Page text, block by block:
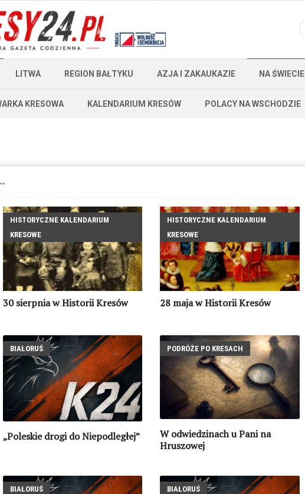
LITWA REGION BAŁTYKU AZJA I ZAKAUKAZIE NA ŚWIECIE
KRESOWA KALENDARIUM KRESÓW POLACY NA WSCHODZIE
HISTORYCZNE KALENDARIUM
KRESOWE
30 sierpnia w Historii Kresów
HISTORYCZNE KALENDARIUM
KRESOWE
28 maja w Historii Kresów
BIAŁORUŚ
„Poleskie drogi do Niepodległej”
PODRÓŻE PO KRESACH
W odwiedzinach u Pani na
Hruszowej
BIAŁORUŚ BIAŁORUŚ